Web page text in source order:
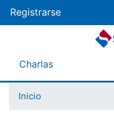
Registrarse
Menú Asistente
Charlas
Inicio